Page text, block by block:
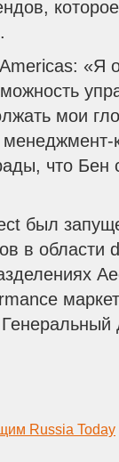
«Я
мои
что Бен
был
в области
Russia Today